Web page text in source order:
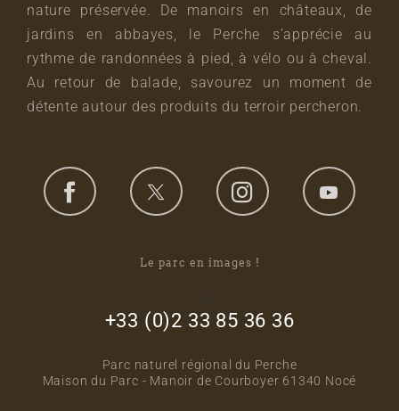
nature préservée. De manoirs en châteaux, de
jardins en abbayes, le Perche s’apprécie au
rythme de randonnées à pied, à vélo ou à cheval.
Au retour de balade, savourez un moment de
détente autour des produits du terroir percheron.
Le parc en images !
+33 (0)2 33 85 36 36
Parc naturel régional du Perche
Maison du Parc - Manoir de Courboyer 61340 Nocé